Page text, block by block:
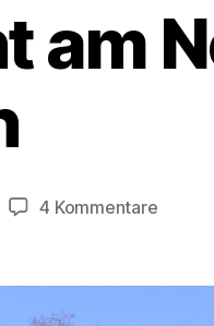
am
4 Kommentarezu
Neuen